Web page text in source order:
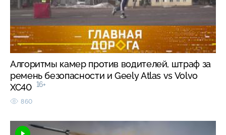
Алгоритмы камер против водителей, штраф за
ремень безопасности и Geely Atlas vs Volvo
XC40 16+
860